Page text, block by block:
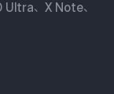
Ultra、X Note、